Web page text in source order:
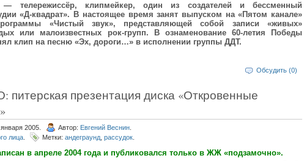
телережиссёр, клипмейкер, один из создателей и бессменный
«Д-квадрат». В настоящее время занят выпуском на «Пятом канале»
«Чистый звук», представляющей собой записи «живых»
или малоизвестных рок-групп. В ознаменование 60-летия Победы
клип на песню «Эх, дороги…» в исполнении группы ДДТ.
Обсудить (0)
презентация диска «Откровенные
2005. Автор: Евгений Веснин
лица Метки: андеграунд рассудок
в апреле 2004 года и публиковался только в ЖЖ «подзамочно».